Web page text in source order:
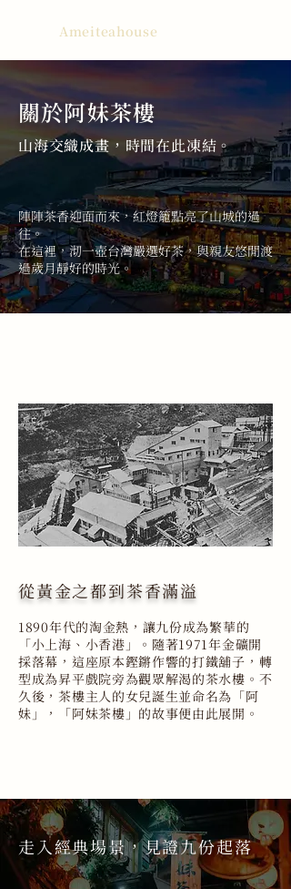
Ameiteahouse
關於阿妹茶樓
山海交織成畫，時間在此凍結。
陣陣茶香迎面而來，紅燈籠點亮了山城的過
往。
在這裡，沏一壺台灣嚴選好茶，與親友悠閒渡
過歲月靜好的時光。
從黃金之都到茶香滿溢
1890年代的淘金熱，讓九份成為繁華的
「小上海、小香港」。隨著1971年金礦開
採落幕，這座原本鏗鏘作響的打鐵舖子，轉
型成為昇平戲院旁為觀眾解渴的茶水樓。不
久後，茶樓主人的女兒誕生並命名為「阿
妹」，「阿妹茶樓」的故事便由此展開。
走入經典場景，見證九份起落